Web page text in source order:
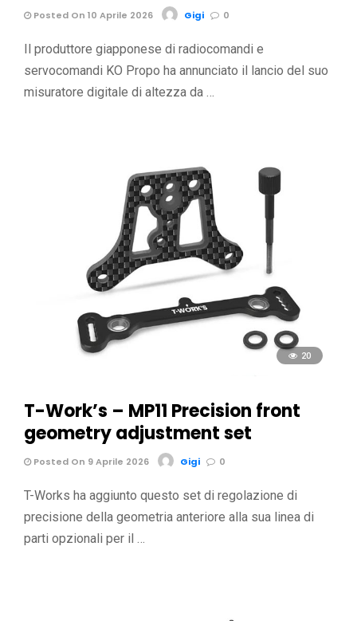
Posted On 10 Aprile 2026 Gigi 0
Il produttore giapponese di radiocomandi e
servocomandi KO Propo ha annunciato il lancio del suo
misuratore digitale di altezza da …
20
T-Work’s – MP11 Precision front
geometry adjustment set
Posted On 9 Aprile 2026 Gigi 0
T-Works ha aggiunto questo set di regolazione di
precisione della geometria anteriore alla sua linea di
parti opzionali per il …